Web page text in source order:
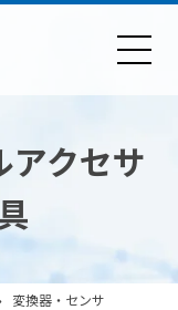
アクセサ
変換器・センサ